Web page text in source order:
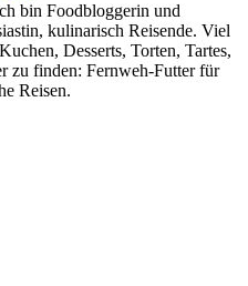
bin Foodbloggerin und
kulinarisch Reisende. Viel
Desserts, Torten, Tartes,
zu finden: Fernweh-Futter für
Reisen.